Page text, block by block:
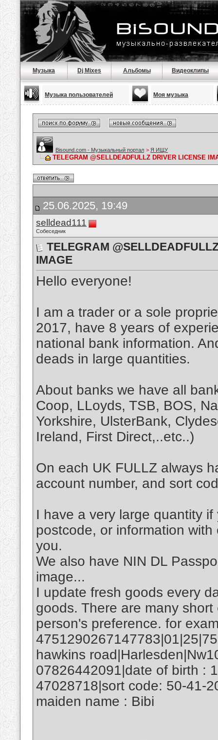
Музыка Dj Mixes Альбомы Видеоклипы
Музыка пользователей Моя музыка
Bisound.com - Музыкальный портал > Я ИЩУ
TELEGRAM @SELLDEADFULLZ DRIVER LICENSE
25.06.2025, 19:49
selldead111
Собеседник
TELEGRAM
IMAGE
Hello everyone!
I am a trader or a sole
2017, have 8 years of
national bank information.
deads in large quantities.
About banks we have all
Coop, LLoyds, TSB, BOS,
Yorkshire, UlsterBank,
Ireland, First Direct,..etc..)
On each UK FULLZ always
account number, and sort
I have a very large quantity
postcode, or information
you.
We also have NIN DL
image...
I update fresh goods every
goods. There are many
person's preference. for
hawkins
07826442091|date of birth :
47028718|sort code: 50-41-
maiden name : Bibi